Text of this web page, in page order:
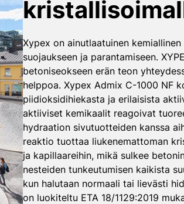
Xypex on ainutlaatuinen
suojaukseen ja parantamiseen.
betoniseokseen erän teon
helppoa. Xypex Admix C-1000 NF
piidioksidihiekasta ja erilaisista
aktiiviset kemikaalit reagoivat
hydraation sivutuotteiden kanssa
reaktio tuottaa liukenemattoman
ja kapillaareihin, mikä sulkee
nesteiden tunkeutumisen kaikista
kun halutaan normaali tai lievästi
on luokiteltu ETA 18/1129:2019